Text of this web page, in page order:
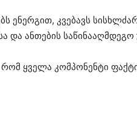
ენერგით, კვებავს
და ანთების
რომ ყველა კომპონენტი